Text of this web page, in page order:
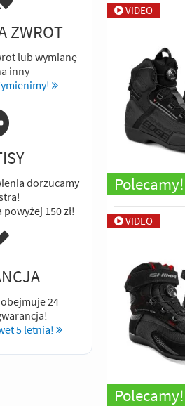
ZWROT
lub wymianę
inny
dorzucamy
150 zł!
24
5 letnia!
VIDEO
Polecamy!
VIDEO
Polecamy!